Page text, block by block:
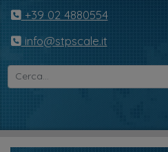
+39 02 4880554
info@stpscale.it